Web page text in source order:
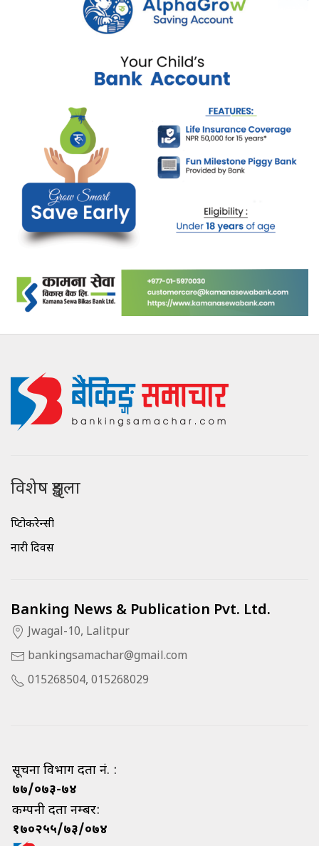
विशेष शृङ्खला
क्रिप्टोकरेन्सी
नारी दिवस
Banking News & Publication Pvt. Ltd.
Jwagal-10, Lalitpur
bankingsamachar@gmail.com
015268504, 015268029
सूचना विभाग दर्ता नं. :
७७/०७३-७४
कम्पनी दर्ता नम्बर:
१७०२५५/७३/०७४